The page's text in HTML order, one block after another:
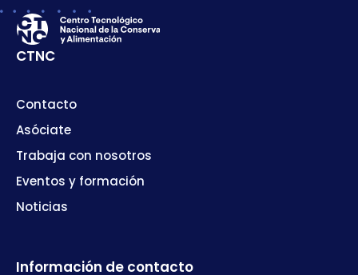
CTNC
Contacto
Asóciate
Trabaja con nosotros
Eventos y formación
Noticias
Información de contacto